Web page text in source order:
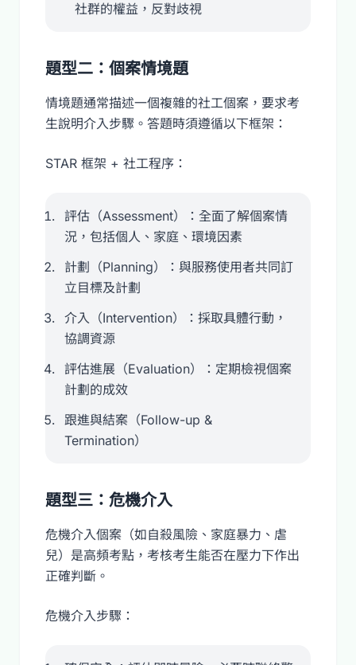
社群的權益，反對歧視
題型二：個案情境題
情境題通常描述一個複雜的社工個案，要求考
生說明介入步驟。答題時須遵循以下框架：
STAR 框架 + 社工程序：
評估（Assessment）：全面了解個案情
況，包括個人、家庭、環境因素
計劃（Planning）：與服務使用者共同訂
立目標及計劃
介入（Intervention）：採取具體行動，
協調資源
評估進展（Evaluation）：定期檢視個案
計劃的成效
跟進與結案（Follow-up &
Termination）
題型三：危機介入
危機介入個案（如自殺風險、家庭暴力、虐
兒）是高頻考點，考核考生能否在壓力下作出
正確判斷。
危機介入步驟：